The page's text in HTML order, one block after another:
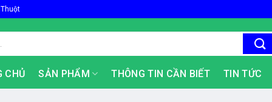
Thuột
CHỦ SẢN PHẨM THÔNG TIN CẦN BIẾT TIN TỨC